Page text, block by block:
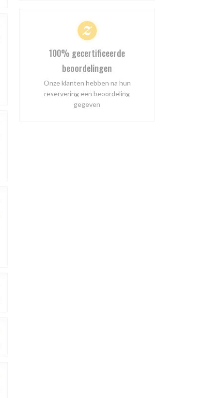
100% gecertificeerde
beoordelingen
Onze klanten hebben na hun
reservering een beoordeling
gegeven